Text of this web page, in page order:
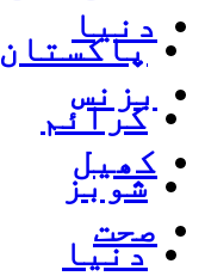
پاکستان
کرائم
شوبز
دنیا
دنیا
بزنس
کھیل
صحت